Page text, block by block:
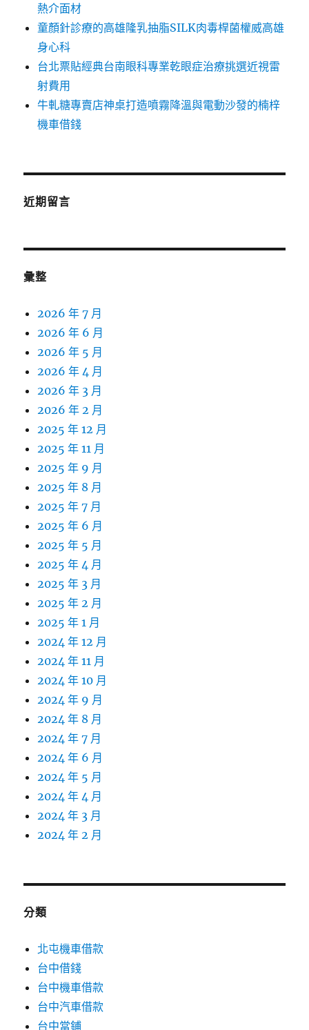
熱介面材
童顏針診療的高雄隆乳抽脂SILK肉毒桿菌權威高雄
身心科
台北票貼經典台南眼科專業乾眼症治療挑選近視雷
射費用
牛軋糖專賣店神桌打造噴霧降溫與電動沙發的楠梓
機車借錢
近期留言
彙整
2026 年 7 月
2026 年 6 月
2026 年 5 月
2026 年 4 月
2026 年 3 月
2026 年 2 月
2025 年 12 月
2025 年 11 月
2025 年 9 月
2025 年 8 月
2025 年 7 月
2025 年 6 月
2025 年 5 月
2025 年 4 月
2025 年 3 月
2025 年 2 月
2025 年 1 月
2024 年 12 月
2024 年 11 月
2024 年 10 月
2024 年 9 月
2024 年 8 月
2024 年 7 月
2024 年 6 月
2024 年 5 月
2024 年 4 月
2024 年 3 月
2024 年 2 月
分類
北屯機車借款
台中借錢
台中機車借款
台中汽車借款
台中當鋪